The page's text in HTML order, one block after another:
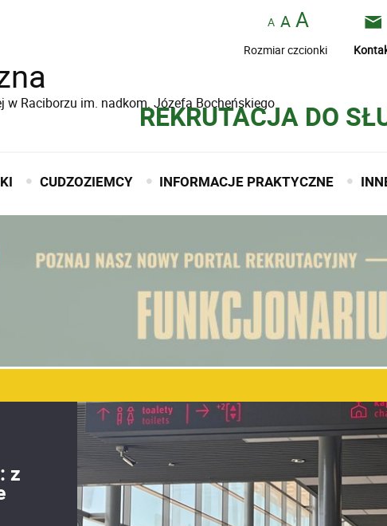
w Raciborzu im. nadkom. Józefa Bocheńskiego
Rozmiar czcionki
REKRUTACJA DO
CUDZOZIEMCY INFORMACJE PRAKTYCZNE
z